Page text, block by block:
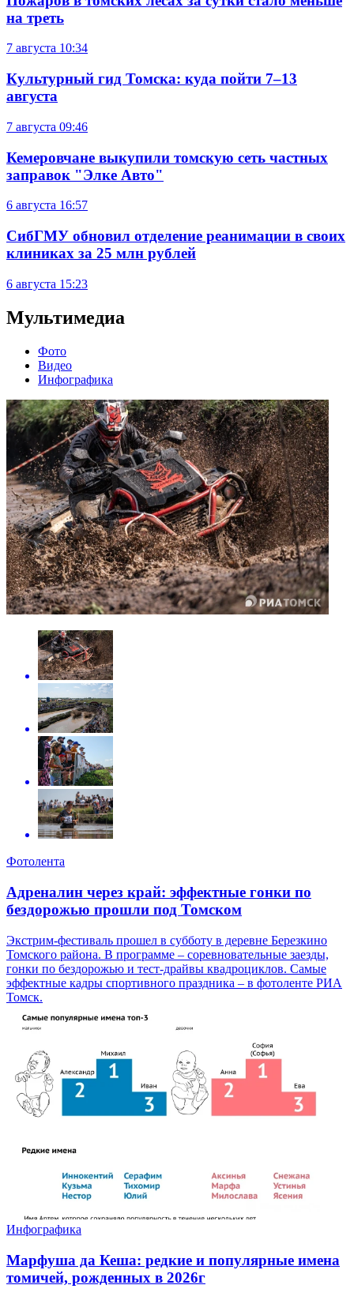
на треть
7 августа 10:34
Культурный гид Томска: куда пойти 7–13
августа
7 августа 09:46
Кемеровчане выкупили томскую сеть частных
заправок "Элке Авто"
6 августа 16:57
СибГМУ обновил отделение реанимации в своих
клиниках за 25 млн рублей
6 августа 15:23
Мультимедиа
Фото
Видео
Инфографика
Фотолента
Адреналин через край: эффектные гонки по
бездорожью прошли под Томском
Экстрим-фестиваль прошел в субботу в деревне Березкино
Томского района. В программе – соревновательные заезды,
гонки по бездорожью и тест-драйвы квадроциклов. Самые
эффектные кадры спортивного праздника – в фотоленте РИА
Томск.
Инфографика
Марфуша да Кеша: редкие и популярные имена
томичей, рожденных в 2026г